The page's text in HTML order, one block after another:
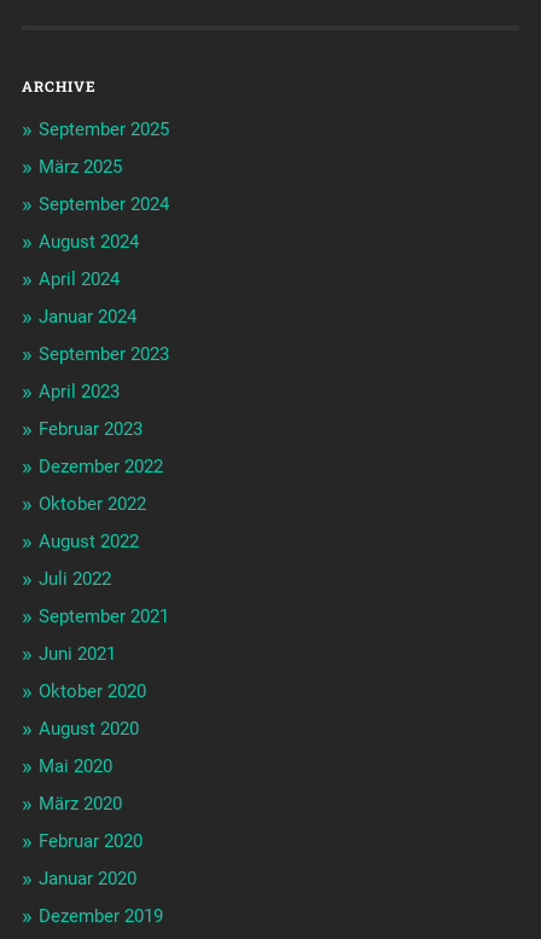
ARCHIVE
September 2025
März 2025
September 2024
August 2024
April 2024
Januar 2024
September 2023
April 2023
Februar 2023
Dezember 2022
Oktober 2022
August 2022
Juli 2022
September 2021
Juni 2021
Oktober 2020
August 2020
Mai 2020
März 2020
Februar 2020
Januar 2020
Dezember 2019